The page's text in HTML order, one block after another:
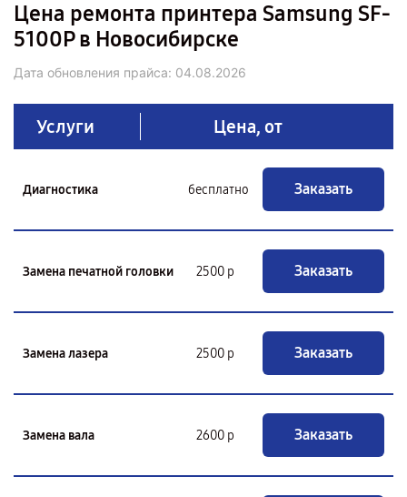
Цена ремонта принтера Samsung SF-
5100P в Новосибирске
Дата обновления прайса: 04.08.2026
Услуги Цена, от
Диагностика бесплатно Заказать
Замена печатной головки 2500 р Заказать
Замена лазера 2500 р Заказать
Замена вала 2600 р Заказать